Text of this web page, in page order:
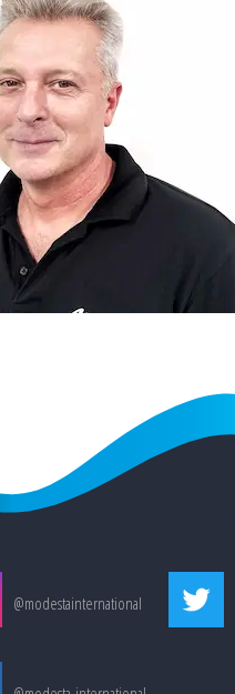
@modestainternational